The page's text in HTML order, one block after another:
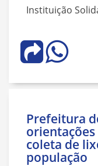
Instituição
Prefeitura
coleta de
população